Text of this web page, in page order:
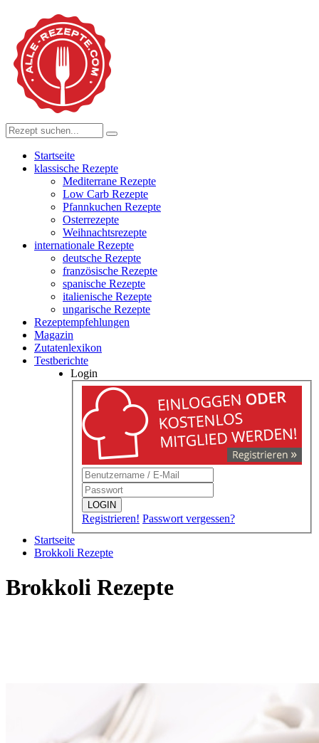
Startseite
klassische Rezepte
Mediterrane Rezepte
Low Carb Rezepte
Pfannkuchen Rezepte
Osterrezepte
Weihnachtsrezepte
internationale Rezepte
deutsche Rezepte
französische Rezepte
spanische Rezepte
italienische Rezepte
ungarische Rezepte
Rezeptempfehlungen
Magazin
Zutatenlexikon
Testberichte
Login
LOGIN
Registrieren! Passwort vergessen?
Startseite
Brokkoli Rezepte
Brokkoli Rezepte